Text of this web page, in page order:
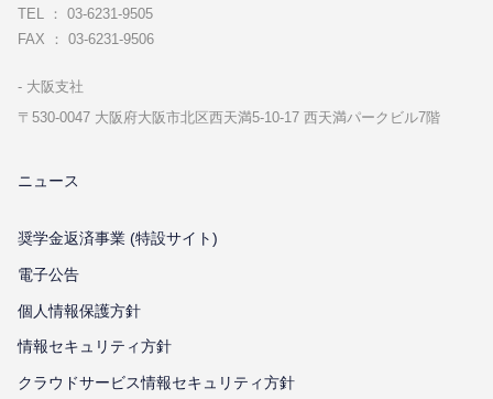
TEL ： 03-6231-9505
FAX ： 03-6231-9506
⼤阪⽀社
〒530-0047 ⼤阪府⼤阪市北区⻄天満5-10-17 ⻄天満パークビル7階
ニュース
奨学金返済事業 (特設サイト)
電子公告
個⼈情報保護⽅針
情報セキュリティ⽅針
クラウドサービス情報セキュリティ方針